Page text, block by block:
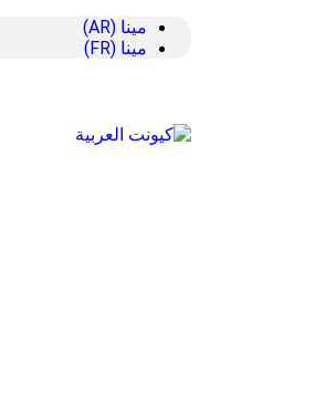
مينا (AR)
مينا (FR)